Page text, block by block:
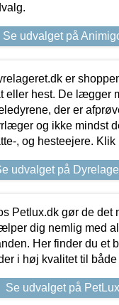
Se udvalget på
er
eller hest. De lægger
der er
og ikke mindst
, og hesteejere.
udvalget på
Petlux.dk gør de
dig nemlig med
Her finder du et
i høj kvalitet til
Se udvalget på